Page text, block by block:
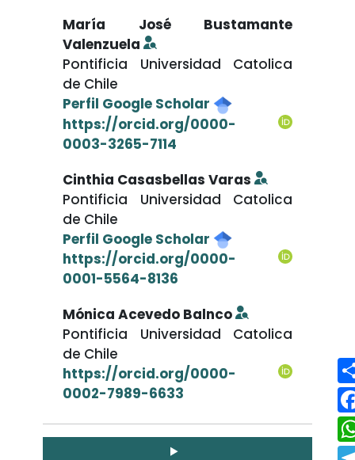
María José Bustamante
Valenzuela
Pontificia Universidad Catolica
de Chile
Perfil Google Scholar
https://orcid.org/0000-
0003-3265-7114
Cinthia Casasbellas Varas
Pontificia Universidad Catolica
de Chile
Perfil Google Scholar
https://orcid.org/0000-
0001-5564-8136
Mónica Acevedo Balnco
Pontificia Universidad Catolica
de Chile
https://orcid.org/0000-
0002-7989-6633